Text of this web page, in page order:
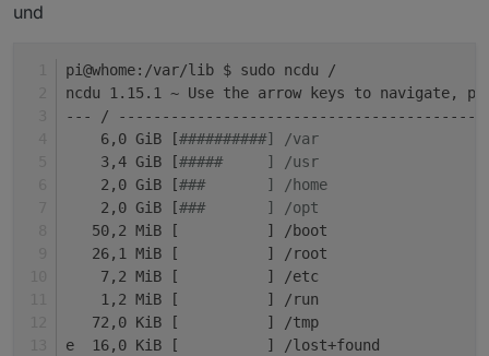
und
pi@whome:/var/lib $ sudo ncdu /
ncdu 1.15.1 ~ Use the arrow keys to navigate,
--- /
    6,0 GiB [
##########] /var
    3,4 GiB [
#####     ] /usr
    2,0 GiB [
###       ] /home
    2,0 GiB [
###       ] /opt
   50,2 MiB [          ] /boot
   26,1 MiB [          ] /root
    7,2 MiB [          ] /etc
    1,2 MiB [          ] /run
   72,0 KiB [          ] /tmp
e  16,0 KiB [          ] /lost+found